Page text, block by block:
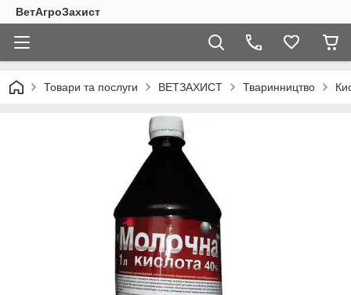
ВетАгроЗахист
Товари та послуги ВЕТЗАХИСТ Тваринництво